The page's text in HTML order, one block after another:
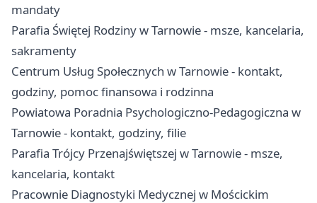
mandaty
Parafia Świętej Rodziny w Tarnowie - msze, kancelaria,
sakramenty
Centrum Usług Społecznych w Tarnowie - kontakt,
godziny, pomoc finansowa i rodzinna
Powiatowa Poradnia Psychologiczno-Pedagogiczna w
Tarnowie - kontakt, godziny, filie
Parafia Trójcy Przenajświętszej w Tarnowie - msze,
kancelaria, kontakt
Pracownie Diagnostyki Medycznej w Mościckim